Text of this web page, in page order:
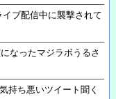
イブ配信中に襲撃されて
なったマジラボうるさ
持ち悪いツイート聞く